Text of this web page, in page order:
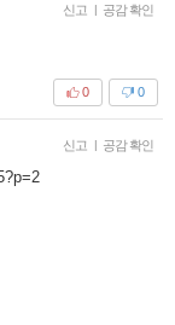
신고 | 공감 확인
0
0
신고 | 공감 확인